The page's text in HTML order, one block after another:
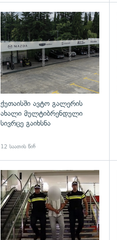
ქუთაისში ავტო გალერის
ახალი მულტიბრენდული
სივრცე გაიხსნა
12 საათის წინ